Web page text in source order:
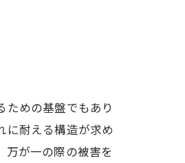
めの基盤でもあり
に耐える構造が求め
万が一の際の被害を